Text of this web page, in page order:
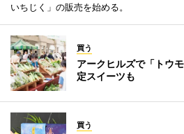
いちじく」の販売を始める。
買う
アークヒルズで「トウ
定スイーツも
買う